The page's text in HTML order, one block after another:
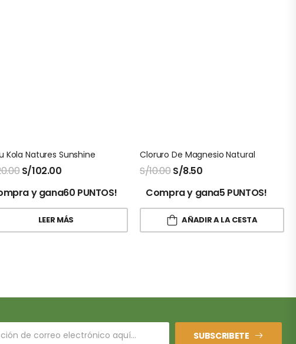
Kola Natures Sunshine
S/102.00
y gana60 PUNTOS!
LEER MÁS
Cloruro De Magnesio Natural
S/10.00 S/8.50
Compra y gana5 PUNTOS!
AÑADIR A LA CESTA
SUBSCRIBETE